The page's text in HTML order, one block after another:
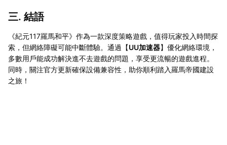
三. 結語
《紀元117羅馬和平》作為一款深度策略遊戲，值得玩家投入時間探
索，但網絡障礙可能中斷體驗。通過【UU加速器】優化網絡環境，
多數用戶能成功解決進不去遊戲的問題，享受更流暢的遊戲進程。
同時，關注官方更新確保設備兼容性，助你順利踏入羅馬帝國建設
之旅！